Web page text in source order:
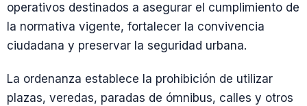
operativos destinados a asegurar el cumplimiento de
la normativa vigente, fortalecer la convivencia
ciudadana y preservar la seguridad urbana.
La ordenanza establece la prohibición de utilizar
plazas, veredas, paradas de ómnibus, calles y otros